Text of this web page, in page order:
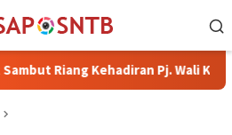
Pj. Wali Kota Bima H.